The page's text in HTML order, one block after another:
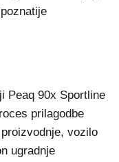
Peaq 90x Sportline
prilagodbe
vozilo
ugradnje